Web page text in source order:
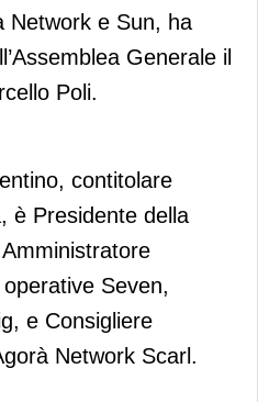
Network e Sun, ha
Generale il
Poli.
contitolare
è Presidente della
Seven,
e Consigliere
Network Scarl.